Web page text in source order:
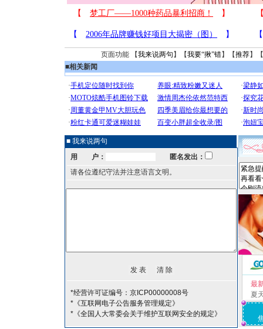
页面功能 【我来说两句 】【我要“揪”错】【推荐】
■相关新闻
■ 我来说两句
用 户：
匿名发出：
请各位遵纪守法并注意语言文明。
*经营许可证编号：京ICP00000008号
*《互联网电子公告服务管理规定》
*《全国人大常委会关于维护互联网安全的规定》
最
夏